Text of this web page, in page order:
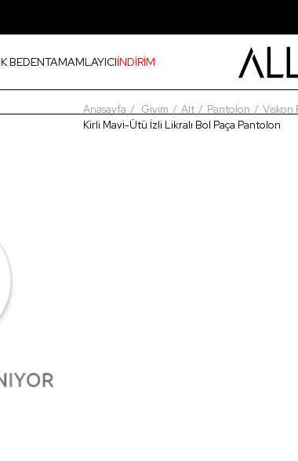
BEDENTAMAMLAYICIİNDİRİM
Anasayfa Giyim Alt Pantolon
Viskon
Kirli Mavi-Ütü İzli Likralı Bol Paça Pantolon